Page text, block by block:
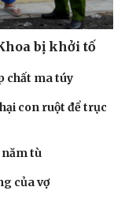
bị khởi tố
chất ma túy
con ruột để trục
năm tù
của vợ